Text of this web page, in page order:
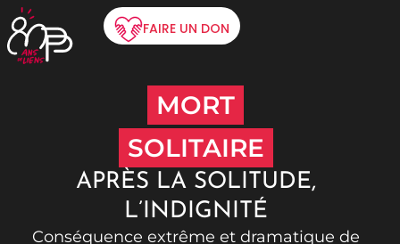
FAIRE UN DON
MORT
SOLITAIRE
APRÈS LA SOLITUDE,
L’INDIGNITÉ​
Conséquence extrême et dramatique de